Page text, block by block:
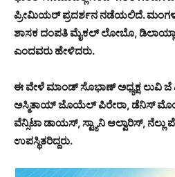
ಪ್ರೀಮಿಯರ್ ಪ್ರದರ್ಶನ ನಡೆಯಲಿದೆ.
ಶಾಸಕ ದಂಪತಿ ಮೈಕಲ್ ಲೋಬೊ,
ಎಂದವರು ಹೇಳಿದರು.
ಈ ವೇಳೆ ಮಾಂಡ್ ಸೊಭಾಣ್ ಅಧ್ಯಕ್ಷ ಲುವಿ ಜೆ
ಅಸ್ಮಿತಾಯ್ ಜೊಯೆಲ್ ಪಿರೇರಾ, ಡೆನಿಸ್
ವೆನ್ಸಿಟಾ ಡಾಯಸ್, ಸ್ಟ್ಯಾನಿ ಆಲ್ವಾರಿಸ್, ನೆಲ್ಲು
ಉಪಸ್ಥಿತರಿದ್ದರು.